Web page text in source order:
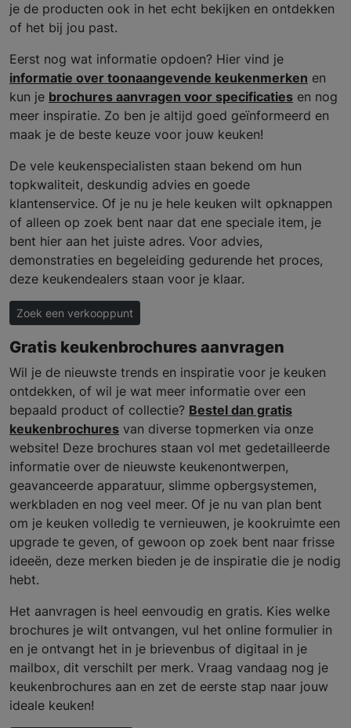
je de producten ook in het echt bekijken en ontdekken
of het bij jou past.
Eerst nog wat informatie opdoen? Hier vind je
informatie over toonaangevende keukenmerken en
kun je brochures aanvragen voor specificaties en nog
meer inspiratie. Zo ben je altijd goed geïnformeerd en
maak je de beste keuze voor jouw keuken!
De vele keukenspecialisten staan bekend om hun
topkwaliteit, deskundig advies en goede
klantenservice. Of je nu je hele keuken wilt opknappen
of alleen op zoek bent naar dat ene speciale item, je
bent hier aan het juiste adres. Voor advies,
demonstraties en begeleiding gedurende het proces,
deze keukendealers staan voor je klaar.
Zoek een verkooppunt
Gratis keukenbrochures aanvragen
Wil je de nieuwste trends en inspiratie voor je keuken
ontdekken, of wil je wat meer informatie over een
bepaald product of collectie? Bestel dan gratis
keukenbrochures van diverse topmerken via onze
website! Deze brochures staan vol met gedetailleerde
informatie over de nieuwste keukenontwerpen,
geavanceerde apparatuur, slimme opbergsystemen,
werkbladen en nog veel meer. Of je nu van plan bent
om je keuken volledig te vernieuwen, je kookruimte een
upgrade te geven, of gewoon op zoek bent naar frisse
ideeën, deze merken bieden je de inspiratie die je nodig
hebt.
Het aanvragen is heel eenvoudig en gratis. Kies welke
brochures je wilt ontvangen, vul het online formulier in
en je ontvangt het in je brievenbus of digitaal in je
mailbox, dit verschilt per merk. Vraag vandaag nog je
keukenbrochures aan en zet de eerste stap naar jouw
ideale keuken!